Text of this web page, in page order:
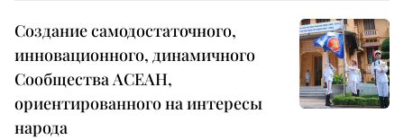
Создание самодостаточного,
инновационного, динамичного
Сообщества АСЕАН,
ориентированного на интересы
народа